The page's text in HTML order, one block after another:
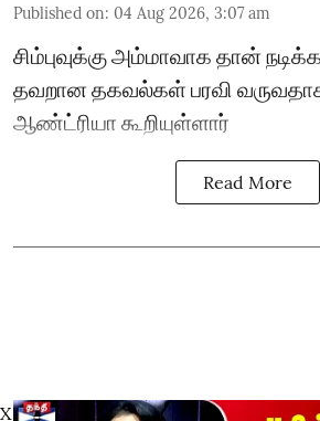
Published on: 04 Aug 2026, 3:07 am
சிம்புவுக்கு அம்மாவாக தான்
தவறான தகவல்கள் பரவி
ஆண்ட்ரியா கூறியுள்ளார்
Read More
X